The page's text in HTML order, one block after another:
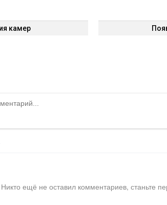
камер
Никто ещё не оставил комментариев, станьте